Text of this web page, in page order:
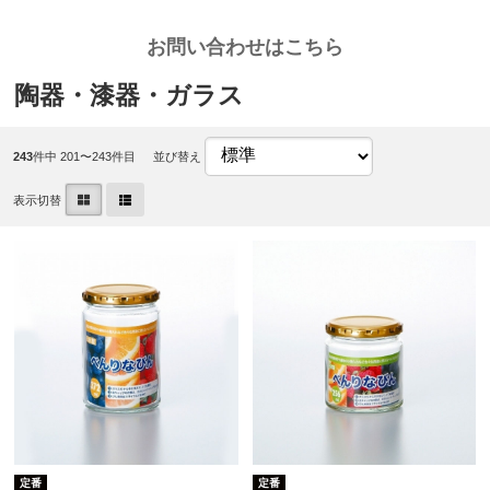
お問い合わせはこちら
陶器・漆器・ガラス
243件中 201〜243件目 並び替え
表示切替
定番 定番